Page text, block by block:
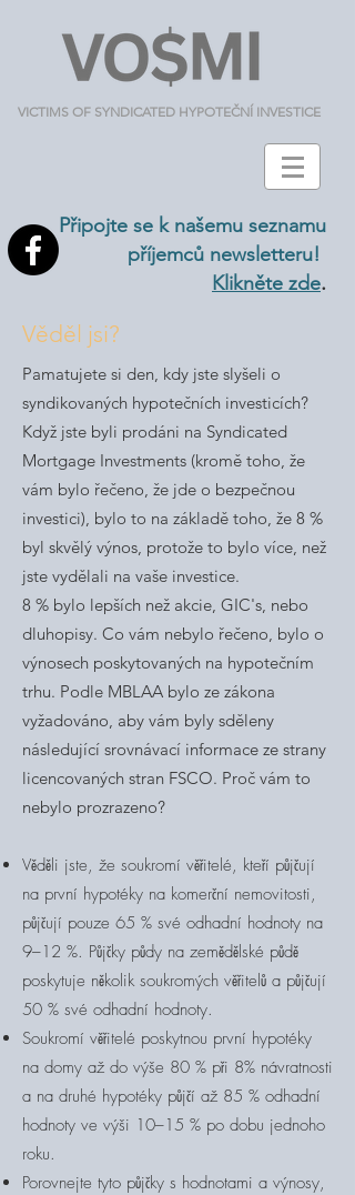
VICTIMS OF SYNDICATED HYPOTEČNÍ INVESTICE
Připojte se k našemu seznamu
příjemců newsletteru!
Klikněte zde.
Věděl jsi?
Pamatujete si den, kdy jste slyšeli o
syndikovaných hypotečních investicích?
Když jste byli prodáni na Syndicated
Mortgage Investments (kromě toho, že
vám bylo řečeno, že jde o bezpečnou
investici), bylo to na základě toho, že 8 %
byl skvělý výnos, protože to bylo více, než
jste vydělali na vaše investice.
8 % bylo lepších než akcie, GIC's, nebo
dluhopisy. Co vám nebylo řečeno, bylo o
výnosech poskytovaných na hypotečním
trhu. Podle MBLAA bylo ze zákona
vyžadováno, aby vám byly sděleny
následující srovnávací informace ze strany
licencovaných stran FSCO. Proč vám to
nebylo prozrazeno?
Věděli jste, že soukromí věřitelé, kteří půjčují
na první hypotéky na komerční nemovitosti,
půjčují pouze 65 % své odhadní hodnoty na
9–12 %. Půjčky půdy na zemědělské půdě
poskytuje několik soukromých věřitelů a půjčují
50 % své odhadní hodnoty.
Soukromí věřitelé poskytnou první hypotéky
na domy až do výše 80 % při 8% návratnosti
a na druhé hypotéky půjčí až 85 % odhadní
hodnoty ve výši 10–15 % po dobu jednoho
roku.
Porovnejte tyto půjčky s hodnotami a výnosy,